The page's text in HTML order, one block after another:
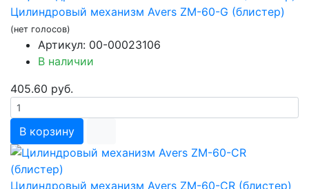
Цилиндровый механизм Avers ZM-60-G (блистер)
(нет голосов)
Артикул: 00-00023106
В наличии
405.60 руб.
В корзину
Цилиндровый механизм Avers ZM-60-CR (блистер)